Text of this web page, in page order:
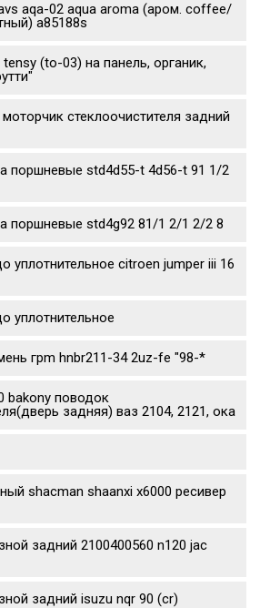
aqa-02 aqua aroma (аром. coffee/
a85188s
(to-03) на панель, органик,
стеклоочистителя задний
поршневые std4d55-t 4d56-t 91 1/2
поршневые std4g92 81/1 2/1 2/2 8
уплотнительное citroen jumper iii 16
уплотнительное
грm hnbr211-34 2uz-fe "98-*
bakony поводок
задняя) ваз 2104, 2121, ока
shacman shaanxi x6000 ресивер
задний 2100400560 n120 jac
задний isuzu nqr 90 (cr)